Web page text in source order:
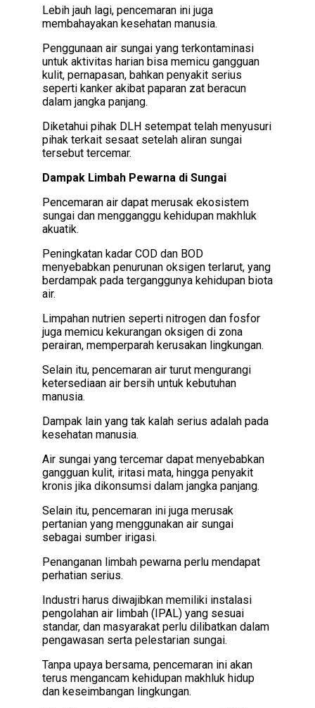
Lebih jauh lagi, pencemaran ini juga
membahayakan kesehatan manusia.
Penggunaan air sungai yang terkontaminasi
untuk aktivitas harian bisa memicu gangguan
kulit, pernapasan, bahkan penyakit serius
seperti kanker akibat paparan zat beracun
dalam jangka panjang.
Diketahui pihak DLH setempat telah menyusuri
pihak terkait sesaat setelah aliran sungai
tersebut tercemar.
Dampak Limbah Pewarna di Sungai
Pencemaran air dapat merusak ekosistem
sungai dan mengganggu kehidupan makhluk
akuatik.
Peningkatan kadar COD dan BOD
menyebabkan penurunan oksigen terlarut, yang
berdampak pada terganggunya kehidupan biota
air.
Limpahan nutrien seperti nitrogen dan fosfor
juga memicu kekurangan oksigen di zona
perairan, memperparah kerusakan lingkungan.
Selain itu, pencemaran air turut mengurangi
ketersediaan air bersih untuk kebutuhan
manusia.
Dampak lain yang tak kalah serius adalah pada
kesehatan manusia.
Air sungai yang tercemar dapat menyebabkan
gangguan kulit, iritasi mata, hingga penyakit
kronis jika dikonsumsi dalam jangka panjang.
Selain itu, pencemaran ini juga merusak
pertanian yang menggunakan air sungai
sebagai sumber irigasi.
Penanganan limbah pewarna perlu mendapat
perhatian serius.
Industri harus diwajibkan memiliki instalasi
pengolahan air limbah (IPAL) yang sesuai
standar, dan masyarakat perlu dilibatkan dalam
pengawasan serta pelestarian sungai.
Tanpa upaya bersama, pencemaran ini akan
terus mengancam kehidupan makhluk hidup
dan keseimbangan lingkungan.